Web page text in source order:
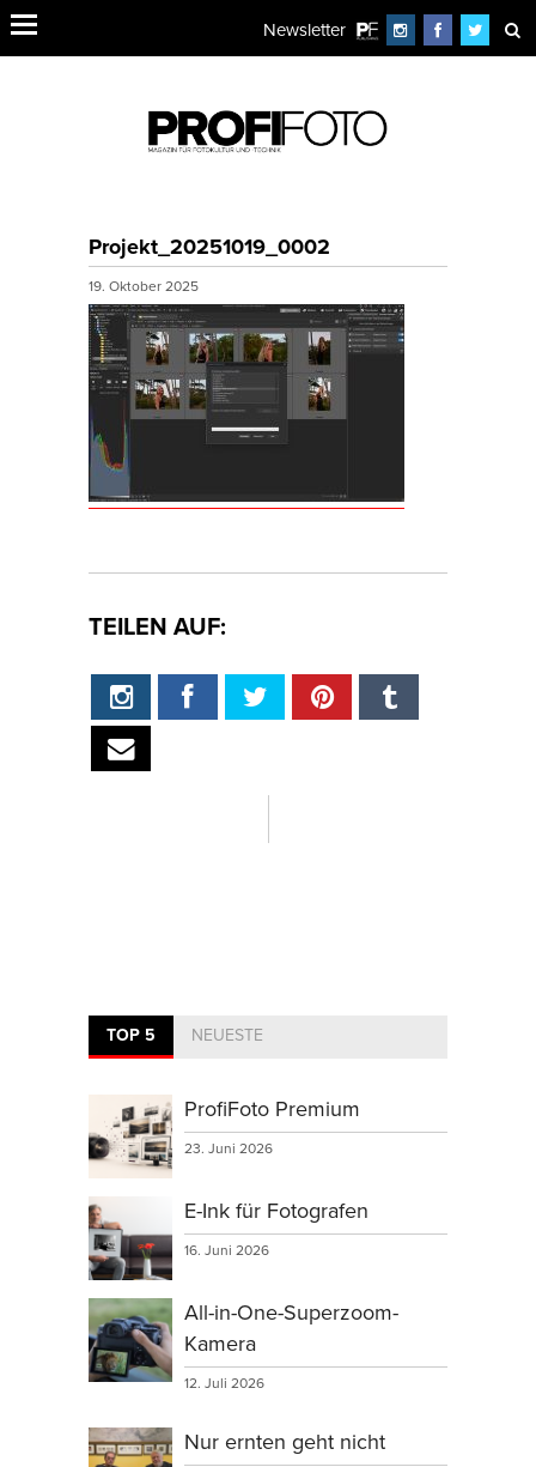
Newsletter
Projekt_20251019_0002
19. Oktober 2025
TEILEN AUF:
TOP 5 NEUESTE
ProfiFoto Premium
23. Juni 2026
E-Ink für Fotografen
16. Juni 2026
All-in-One-Superzoom-
Kamera
12. Juli 2026
Nur ernten geht nicht